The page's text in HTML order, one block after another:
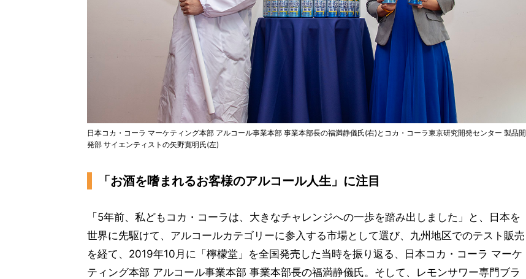
日本コカ・コーラ マーケティング本部 アルコール事業本部 事業本部長の福満静儀氏(右)とコカ・コーラ東京研究開発センター 製品開
発部 サイエンティストの矢野寛明氏(左)
「お酒を嗜まれるお客様のアルコール人生」に注目
「5年前、私どもコカ・コーラは、大きなチャレンジへの一歩を踏み出しました」と、日本を
世界に先駆けて、アルコールカテゴリーに参入する市場として選び、九州地区でのテスト販売
を経て、2019年10月に「檸檬堂」を全国発売した当時を振り返る、日本コカ・コーラ マーケ
ティング本部 アルコール事業本部 事業本部長の福満静儀氏。そして、レモンサワー専門ブラ